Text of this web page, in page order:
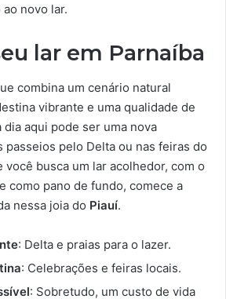
novo lar.
lar em Parnaíba
combina um cenário natural
vibrante e uma qualidade de
dia aqui pode ser uma nova
passeios pelo Delta ou nas feiras do
você busca um lar acolhedor, com o
como pano de fundo, comece a
nessa joia do Piauí.
: Delta e praias para o lazer.
: Celebrações e feiras locais.
: Sobretudo, um custo de vida